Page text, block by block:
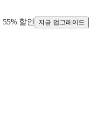
55% 할인 지금 업그레이드